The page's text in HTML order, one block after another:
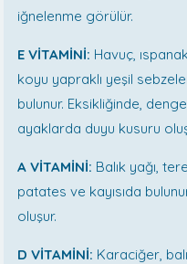
iğnelenme görülür.
E VİTAMİNİ: Havuç,
koyu yapraklı yeşil
bulunur. Eksikliğinde,
ayaklarda duyu kusuru
A VİTAMİNİ: Balık yağı,
patates ve kayısıda
oluşur.
D VİTAMİNİ: Karaciğer,